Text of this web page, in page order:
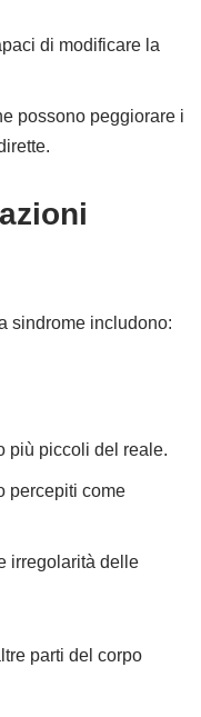
di modificare la
possono peggiorare i
sindrome includono:
più piccoli del reale.
percepiti come
irregolarità delle
parti del corpo